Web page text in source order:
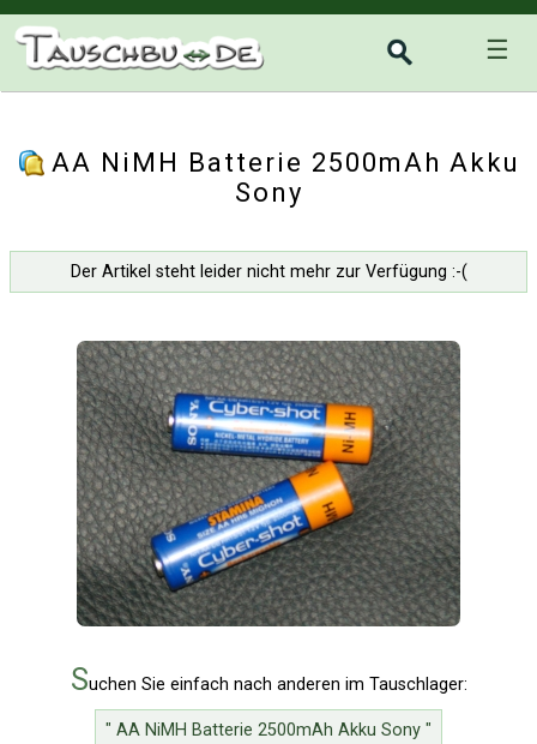
☰
AA NiMH Batterie 2500mAh Akku
Sony
Der Artikel steht leider nicht mehr zur Verfügung :-(
Suchen Sie einfach nach anderen im Tauschlager:
" AA NiMH Batterie 2500mAh Akku Sony "